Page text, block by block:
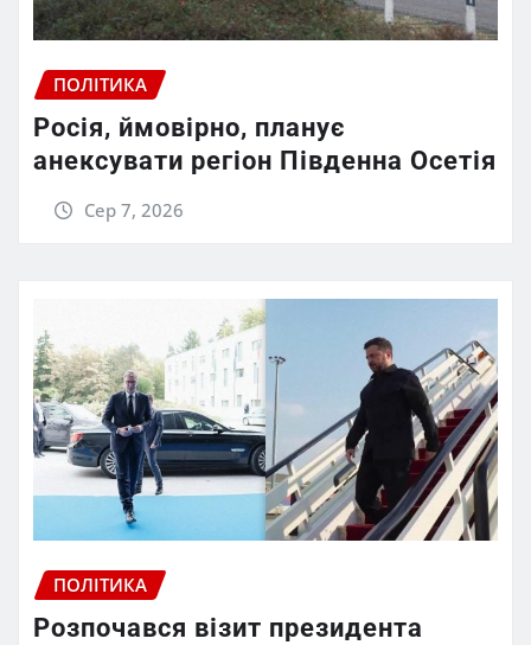
ПОЛІТИКА
Росія, ймовірно, планує
анексувати регіон Південна Осетія
Сер 7, 2026
ПОЛІТИКА
Розпочався візит президента